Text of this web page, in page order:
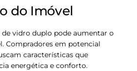
do Imóvel
de vidro duplo pode aumentar o
Compradores em potencial
características que
energética e conforto.